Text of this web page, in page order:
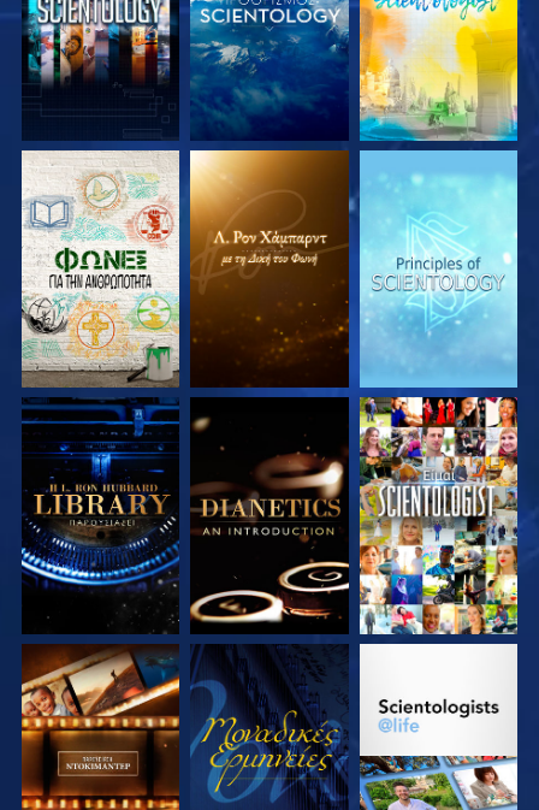
ΕΞΕΡΕΥΝΗΣΤΕ ΤΗ
ΣΕΙΡΑ
ΕΞΕΡΕΥΝΗΣΤΕ ΤΗ
ΣΕΙΡΑ
ΕΞΕΡΕΥΝΗΣΤΕ ΤΗ
ΣΕΙΡΑ
ΕΞΕΡΕΥΝΗΣΤΕ ΤΗ
ΣΕΙΡΑ
ΕΞΕΡΕΥΝΗΣΤΕ ΤΗ
ΣΕΙΡΑ
ΠΑΡΑΚΟΛΟΥΘΗΣΤΕ
ΕΞΕΡΕΥΝΗΣΤΕ ΤΗ
ΣΕΙΡΑ
ΠΑΡΑΚΟΛΟΥΘΗΣΤΕ
ΕΞΕΡΕΥΝΗΣΤΕ ΤΗ